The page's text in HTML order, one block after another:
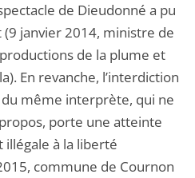
de Dieudonné a pu
janvier 2014, ministre de
de la plume et
En revanche, l’interdiction
même interprète, qui ne
porte une atteinte
à la liberté
commune de Cournon